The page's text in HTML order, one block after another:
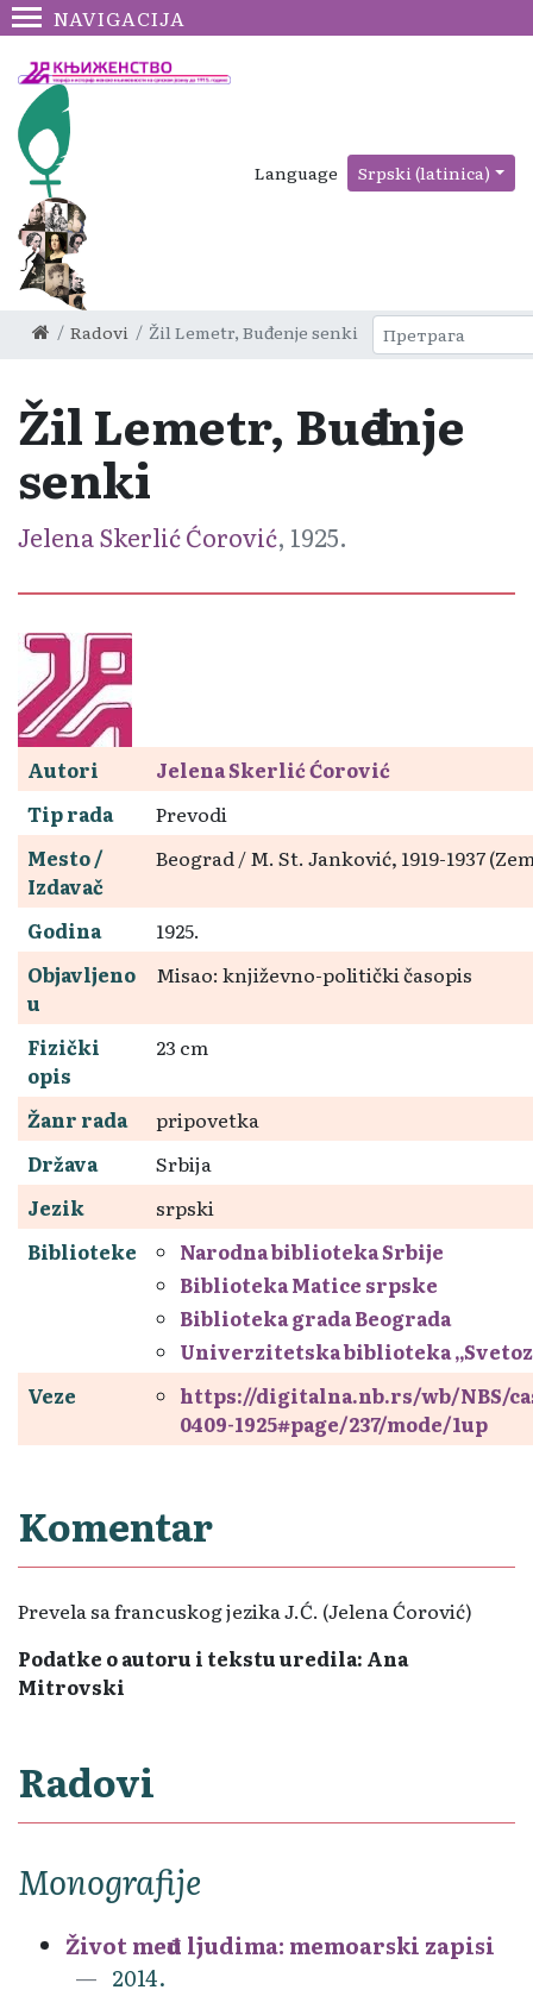
NAVIGACIJA
Language Srpski (latinica)
Radovi Žil Lemetr, Buđenje senki
Žil Lemetr, Buđenje
senki
Jelena Skerlić Ćorović, 1925.
Autori
Jelena Skerlić Ćorović
Tip rada
Prevodi
Mesto /
Izdavač
Beograd / M. St. Janković, 1919-1937
Godina
1925.
Objavljeno
u
Misao: književno-politički časopis
Fizički
opis
23 cm
Žanr rada
pripovetka
Država
Srbija
Jezik
srpski
Biblioteke
Narodna biblioteka Srbije
Biblioteka Matice srpske
Biblioteka grada Beograda
Univerzitetska biblioteka
Veze
https://digitalna.nb.rs/wb/NBS/
0409-1925#page/237/mode/1up
Komentar
Prevela sa francuskog jezika J.Ć. (Jelena Ćorović)
Podatke o autoru i tekstu uredila: Ana
Mitrovski
Radovi
Monografije
Život među ljudima: memoarski zapisi
2014.